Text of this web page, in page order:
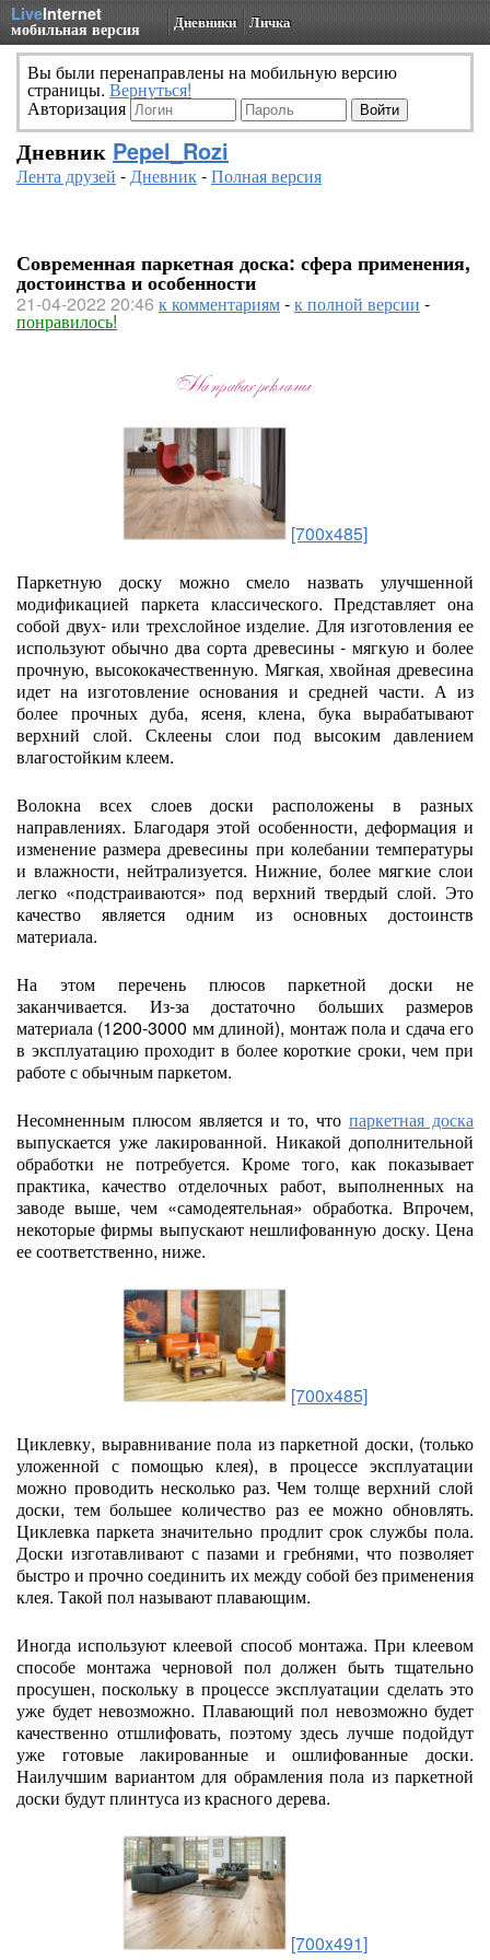
LiveInternet
мобильная версия Дневники Личка
Вы были перенаправлены на мобильную версию
страницы. Вернуться!
Авторизация
Дневник Pepel_Rozi
Лента друзей -Дневник-Полная версия
Современная паркетная доска: сфера применения,
достоинства и особенности
21-04-2022 20:46 к комментариям-к полной версии -
понравилось!
[700x485]
Паркетную доску можно смело назвать улучшенной
модификацией паркета классического. Представляет она
собой двух- или трехслойное изделие. Для изготовления ее
используют обычно два сорта древесины - мягкую и более
прочную, высококачественную. Мягкая, хвойная древесина
идет на изготовление основания и средней части. А из
более прочных дуба, ясеня, клена, бука вырабатывают
верхний слой. Склеены слои под высоким давлением
влагостойким клеем.
Волокна всех слоев доски расположены в разных
направлениях. Благодаря этой особенности, деформация и
изменение размера древесины при колебании температуры
и влажности, нейтрализуется. Нижние, более мягкие слои
легко «подстраиваются» под верхний твердый слой. Это
качество является одним из основных достоинств
материала.
На этом перечень плюсов паркетной доски не
заканчивается. Из-за достаточно больших размеров
материала (1200-3000 мм длиной), монтаж пола и сдача его
в эксплуатацию проходит в более короткие сроки, чем при
работе с обычным паркетом.
Несомненным плюсом является и то, что паркетная доска
выпускается уже лакированной. Никакой дополнительной
обработки не потребуется. Кроме того, как показывает
практика, качество отделочных работ, выполненных на
заводе выше, чем «самодеятельная» обработка. Впрочем,
некоторые фирмы выпускают нешлифованную доску. Цена
ее соответственно, ниже.
[700x485]
Циклевку, выравнивание пола из паркетной доски, (только
уложенной с помощью клея), в процессе эксплуатации
можно проводить несколько раз. Чем толще верхний слой
доски, тем большее количество раз ее можно обновлять.
Циклевка паркета значительно продлит срок службы пола.
Доски изготавливают с пазами и гребнями, что позволяет
быстро и прочно соединить их между собой без применения
клея. Такой пол называют плавающим.
Иногда используют клеевой способ монтажа. При клеевом
способе монтажа черновой пол должен быть тщательно
просушен, поскольку в процессе эксплуатации сделать это
уже будет невозможно. Плавающий пол невозможно будет
качественно отшлифовать, поэтому здесь лучше подойдут
уже готовые лакированные и ошлифованные доски.
Наилучшим вариантом для обрамления пола из паркетной
доски будут плинтуса из красного дерева.
[700x491]